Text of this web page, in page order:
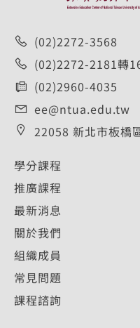
(02)2272-3568
(02)2272-2181轉
(02)2960-4035
ee@ntua.edu.tw
22058 新北市板橋
學分課程
推廣課程
最新消息
關於我們
組織成員
常見問題
課程諮詢